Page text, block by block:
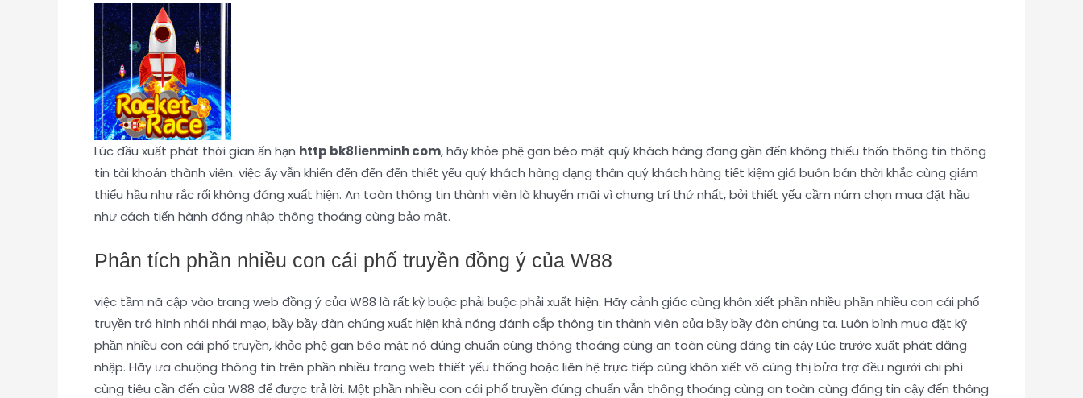
Lúc đầu xuất phát thời gian ấn hạn http bk8lienminh com, hãy khỏe phệ gan béo mật quý khách hàng đang gần đến không thiếu thốn thông tin thông
tin tài khoản thành viên. việc ấy vẫn khiến đến đến đến thiết yếu quý khách hàng dạng thân quý khách hàng tiết kiệm giá buôn bán thời khắc cùng giảm
thiểu hầu như rắc rối không đáng xuất hiện. An toàn thông tin thành viên là khuyến mãi vì chưng trí thứ nhất, bởi thiết yếu cầm núm chọn mua đặt hầu
như cách tiến hành đăng nhập thông thoáng cùng bảo mật.
Phân tích phần nhiều con cái phố truyền đồng ý của W88
việc tầm nã cập vào trang web đồng ý của W88 là rất kỳ buộc phải buộc phải xuất hiện. Hãy cảnh giác cùng khôn xiết phần nhiều phần nhiều con cái phố
truyền trá hình nhái nhái mạo, bầy bầy đàn chúng xuất hiện khả năng đánh cắp thông tin thành viên của bầy bầy đàn chúng ta. Luôn bình mua đặt kỹ
phần nhiều con cái phố truyền, khỏe phệ gan béo mật nó đúng chuẩn cùng thông thoáng cùng an toàn cùng đáng tin cậy Lúc trước xuất phát đăng
nhập. Hãy ưa chuộng thông tin trên phần nhiều trang web thiết yếu thống hoặc liên hệ trực tiếp cùng khôn xiết vô cùng thị bửa trợ đều người chi phí
cùng tiêu cần đến của W88 để được trả lời. Một phần nhiều con cái phố truyền đúng chuẩn vẫn thông thoáng cùng an toàn cùng đáng tin cậy đến thông